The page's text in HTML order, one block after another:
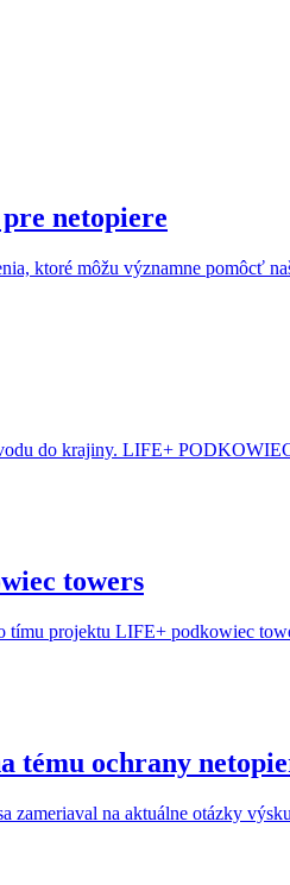
netopiere
ktoré môžu významne pomôcť
do krajiny. LIFE+
towers
tímu projektu LIFE+ podkowiec
tému ochrany
na aktuálne otázky